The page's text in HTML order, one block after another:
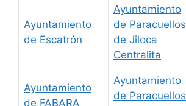
Ayuntamiento
de Escatrón
Ayuntamiento
de Paracuellos
de Jiloca
Centralita
Ayuntamiento
de FABARA
Ayuntamiento
de Paracuellos